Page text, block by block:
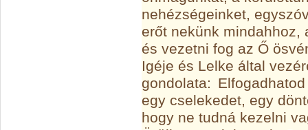
nehézségeinket,
erőt nekünk mindahhoz,
és vezetni fog az Ő
Igéje és Lelke által
gondolata:
egy cselekedet, egy
hogy ne tudná kezelni